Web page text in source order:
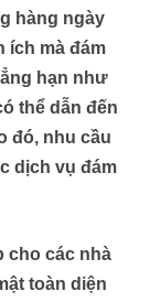
hàng ngày
ích mà đám
hạn như
thể dẫn đến
đó, nhu cầu
dịch vụ đám
cho các nhà
toàn diện